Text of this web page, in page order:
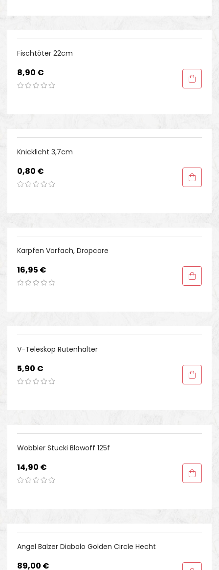
Fischtöter 22cm
Preis
8,90 €
Knicklicht 3,7cm
Preis
0,80 €
Karpfen Vorfach, Dropcore
Preis
16,95 €
V-Teleskop Rutenhalter
Preis
5,90 €
Wobbler Stucki Blowoff 125f
Preis
14,90 €
Angel Balzer Diabolo Golden Circle Hecht
Preis
89,00 €